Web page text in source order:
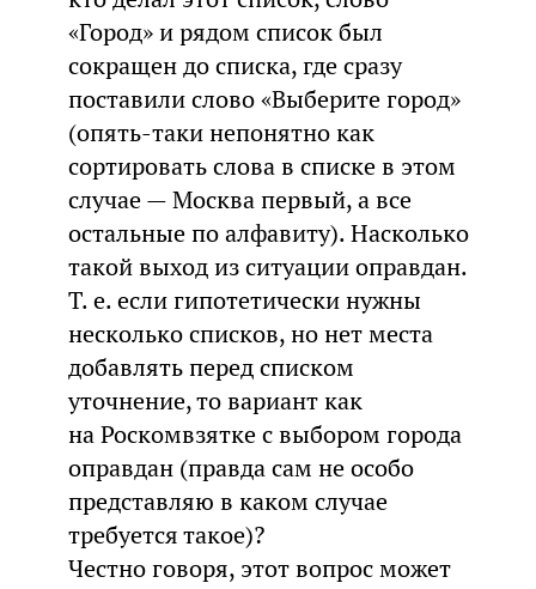
«Город» и рядом список был
сокращен до списка, где сразу
поставили слово «Выберите город»
(опять-таки непонятно как
сортировать слова в списке в этом
случае — Москва первый, а все
остальные по алфавиту). Насколько
такой выход из ситуации оправдан.
Т. е. если гипотетически нужны
несколько списков, но нет места
добавлять перед списком
уточнение, то вариант как
на Роскомвзятке с выбором города
оправдан (правда сам не особо
представляю в каком случае
требуется такое)?
Честно говоря, этот вопрос может